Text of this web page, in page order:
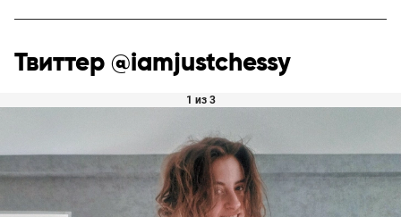
Твиттер @iamjustchessy
1 из 3